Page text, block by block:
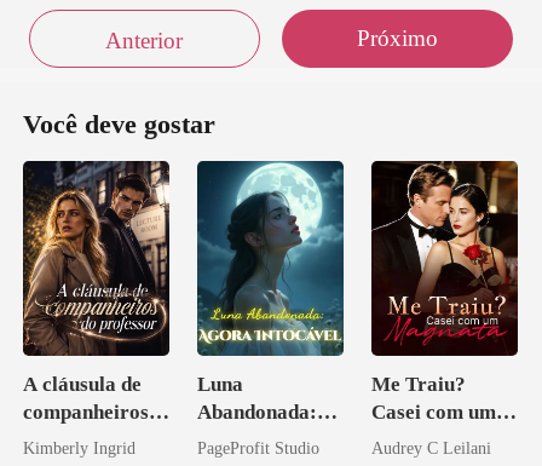
Anterior Próximo
Você deve gostar
A cláusula de
companheiros
do professor
Kimberly Ingrid
Luna
Abandonada:
Agora Intocável
PageProfit Studio
Me Traiu?
Casei com um
Magnata
Audrey C Leilani